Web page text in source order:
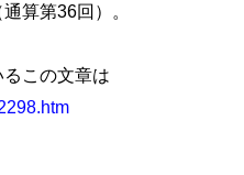
算第36回）。
この文章は